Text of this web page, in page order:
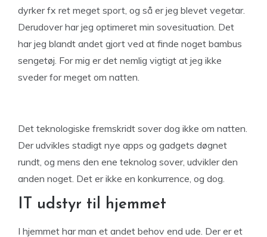
dyrker fx ret meget sport, og så er jeg blevet vegetar.
Derudover har jeg optimeret min sovesituation. Det
har jeg blandt andet gjort ved at finde noget bambus
sengetøj. For mig er det nemlig vigtigt at jeg ikke
sveder for meget om natten.
Det teknologiske fremskridt sover dog ikke om natten.
Der udvikles stadigt nye apps og gadgets døgnet
rundt, og mens den ene teknolog sover, udvikler den
anden noget. Det er ikke en konkurrence, og dog.
IT udstyr til hjemmet
I hjemmet har man et andet behov end ude. Der er et